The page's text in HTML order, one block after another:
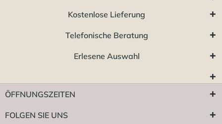
Kostenlose Lieferung
Telefonische Beratung
Erlesene Auswahl
ÖFFNUNGSZEITEN
FOLGEN SIE UNS